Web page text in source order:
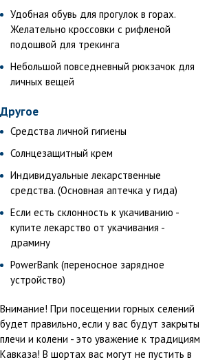
Удобная обувь для прогулок в горах.
Желательно кроссовки с рифленой
подошвой для трекинга
Небольшой повседневный рюкзачок для
личных вещей
Другое
Средства личной гигиены
Солнцезащитный крем
Индивидуальные лекарственные
средства. (Основная аптечка у гида)
Если есть склонность к укачиванию -
купите лекарство от укачивания -
драмину
PowerBank (переносное зарядное
устройство)
Внимание! При посещении горных селений
будет правильно, если у вас будут закрыты
плечи и колени - это уважение к традициям
Кавказа! В шортах вас могут не пустить в